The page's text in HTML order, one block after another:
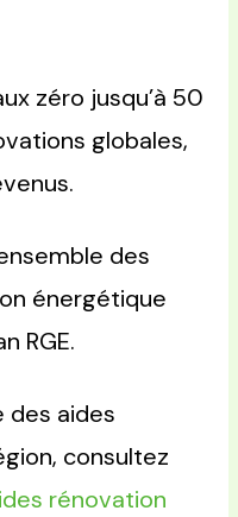
zéro jusqu’à 50
globales,
des
énergétique
RGE.
des aides
consultez
rénovation